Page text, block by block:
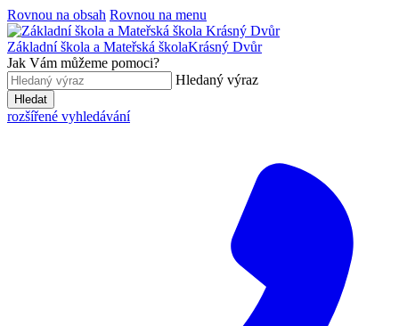
Rovnou na obsah Rovnou na menu
Základní škola a Mateřská školaKrásný Dvůr
Jak Vám můžeme pomoci?
Hledaný výraz
Hledat
rozšířené vyhledávání